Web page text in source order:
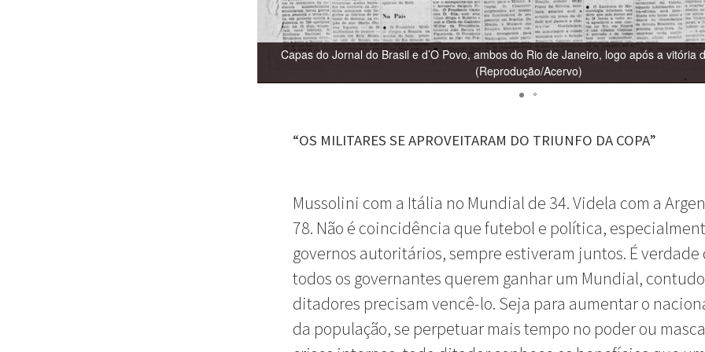
Capas do Jornal do Brasil e d’O Povo, ambos do Rio de Janeiro, logo após a vitória
(Reprodução/Acervo)
“OS MILITARES SE APROVEITARAM DO TRIUNFO DA COPA”
Mussolini com a Itália no Mundial de 34. Videla com a
78. Não é coincidência que futebol e política,
governos autoritários, sempre estiveram juntos. É verdade
todos os governantes querem ganhar um Mundial,
ditadores precisam vencê-lo. Seja para aumentar o
da população, se perpetuar mais tempo no poder ou